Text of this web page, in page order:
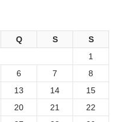
Q S
S
1
6 7
8
13 14
15
20 21
22